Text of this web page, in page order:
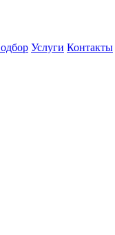
Услуги Контакты